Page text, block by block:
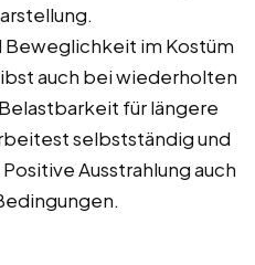
im Kostüm
auch bei wiederholten
für längere
selbstständig und
Ausstrahlung auch